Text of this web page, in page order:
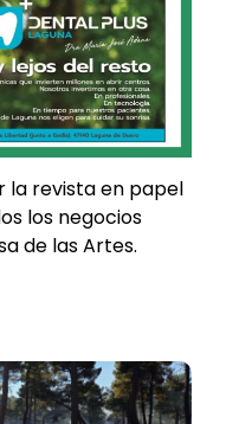
la revista en papel
los negocios
de las Artes.